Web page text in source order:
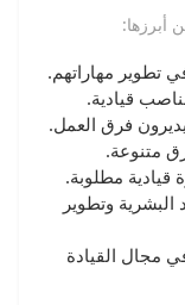
أبرزها:
تطوير مهاراتهم.
قيادية.
فرق العمل.
متنوعة.
قيادية مطلوبة.
البشرية وتطوير
مجال القيادة